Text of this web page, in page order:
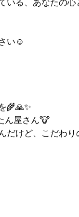
い☺️
🌾🙏✨
ん屋さん🐮
だけど、こだわ